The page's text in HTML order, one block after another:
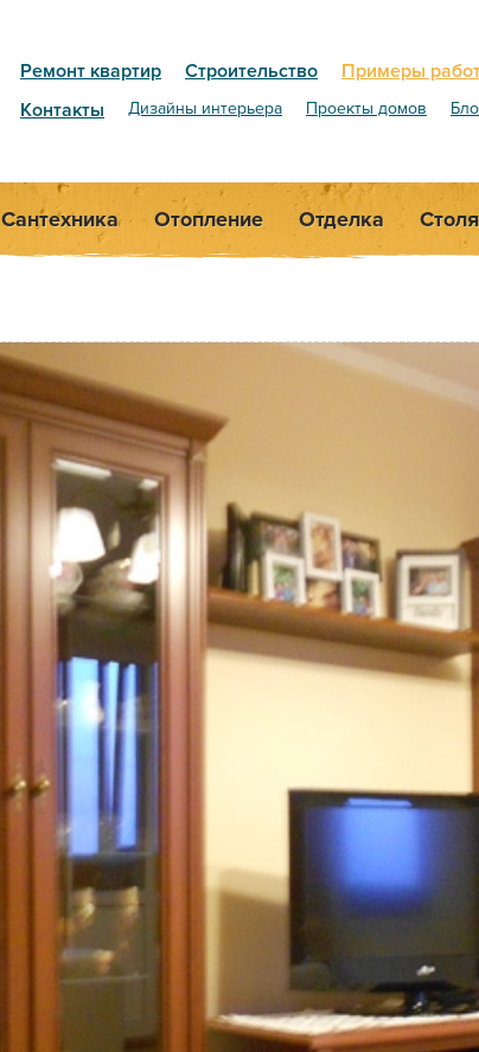
Ремонт квартир Строительство Примеры
Контакты
Дизайны интерьера Проекты домов
Сантехника Отопление Отделка